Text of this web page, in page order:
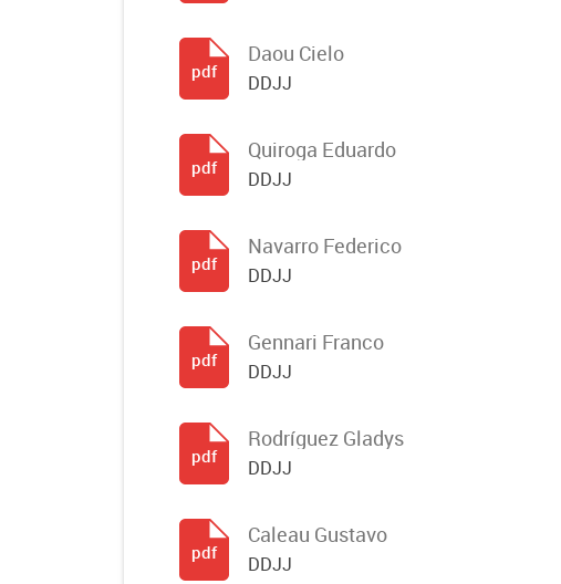
Daou Cielo
DDJJ
pdf
Quiroga Eduardo
DDJJ
pdf
Navarro Federico
DDJJ
pdf
Gennari Franco
DDJJ
pdf
Rodríguez Gladys
DDJJ
pdf
Caleau Gustavo
DDJJ
pdf